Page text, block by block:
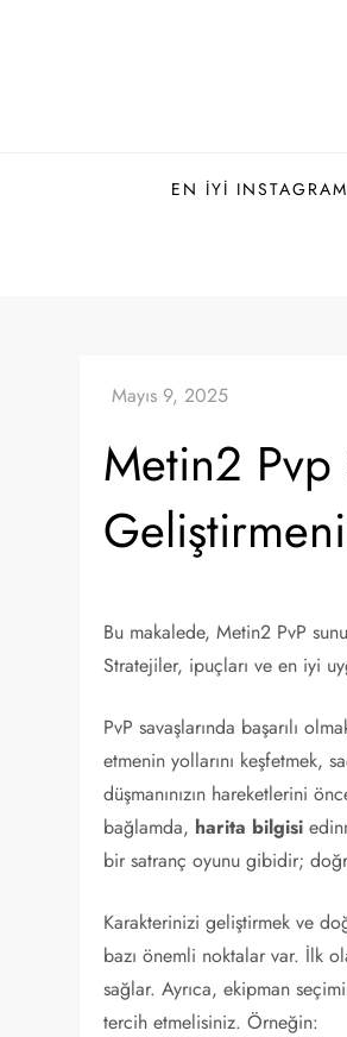
EN İYI
Metin2 Pvp
Bu makalede, Metin2 PvP
Stratejiler, ipuçları ve en iyi
PvP savaşlarında başarılı
etmenin yollarını keşfetmek,
düşmanınızın hareketlerini
bağlamda, harita bilgisi
bir satranç oyunu gibidir;
Karakterinizi geliştirmek ve
bazı önemli noktalar var. İlk
sağlar. Ayrıca, ekipman
tercih etmelisiniz. Örneğin: